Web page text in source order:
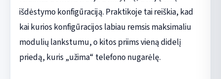
išdėstymo konfigūraciją. Praktikoje tai reiškia, kad
kai kurios konfigūracijos labiau remsis maksimaliu
modulių lankstumu, o kitos priims vieną didelį
priedą, kuris „užima“ telefono nugarėlę.